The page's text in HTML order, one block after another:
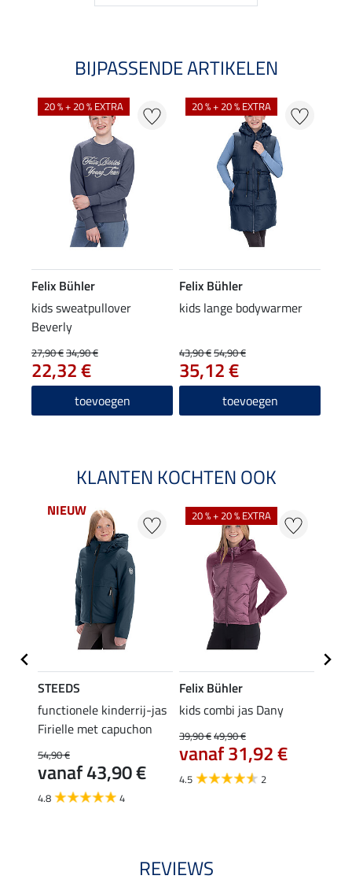
BIJPASSENDE ARTIKELEN
20 % + 20 % EXTRA
Felix Bühler
kids sweatpullover
Beverly
27,90 €34,90 €
22,32 €
toevoegen
20 % + 20 % EXTRA
Felix Bühler
kids lange bodywarmer
43,90 €54,90 €
35,12 €
toevoegen
KLANTEN KOCHTEN OOK
NIEUW
STEEDS
functionele kinderrij-jas
Firielle met capuchon
54,90 €
vanaf 43,90 €
4.8 4
20 % + 20 % EXTRA
Felix Bühler
kids combi jas Dany
39,90 €49,90 €
vanaf 31,92 €
4.5 2
REVIEWS